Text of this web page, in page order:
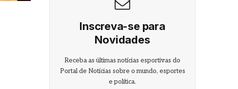
Inscreva-se para
Novidades
Receba as últimas notícias esportivas do
Portal de Notícias sobre o mundo, esportes
e política.